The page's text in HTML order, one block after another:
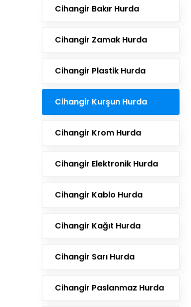
Cihangir Bakır Hurda
Cihangir Zamak Hurda
Cihangir Plastik Hurda
Cihangir Kurşun Hurda
Cihangir Krom Hurda
Cihangir Elektronik Hurda
Cihangir Kablo Hurda
Cihangir Kağıt Hurda
Cihangir Sarı Hurda
Cihangir Paslanmaz Hurda